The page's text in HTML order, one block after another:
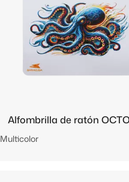
Alfombrilla de ratón
Multicolor